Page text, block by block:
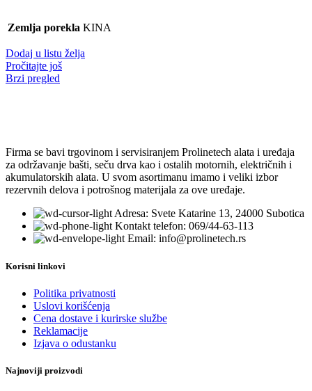
Zemlja porekla KINA
Dodaj u listu želja
Pročitajte još
Brzi pregled
Firma se bavi trgovinom i servisiranjem Prolinetech alata i uređaja
za održavanje bašti, seču drva kao i ostalih motornih, električnih i
akumulatorskih alata. U svom asortimanu imamo i veliki izbor
rezervnih delova i potrošnog materijala za ove uređaje.
Adresa: Svete Katarine 13, 24000 Subotica
Kontakt telefon: 069/44-63-113
Email: info@prolinetech.rs
Korisni linkovi
Politika privatnosti
Uslovi korišćenja
Cena dostave i kurirske službe
Reklamacije
Izjava o odustanku
Najnoviji proizvodi